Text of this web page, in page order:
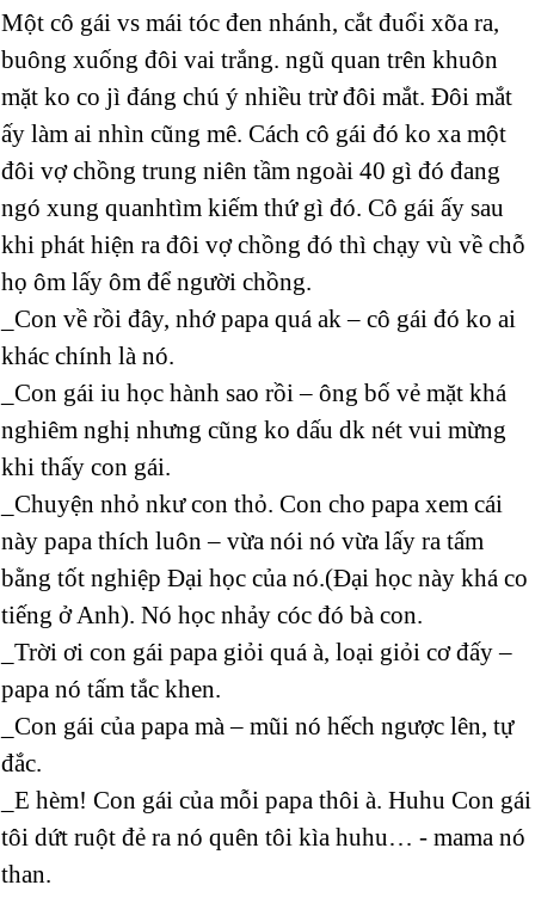
Một cô gái vs mái tóc đen nhánh, cắt đuổi xõa ra,
buông xuống đôi vai trắng. ngũ quan trên khuôn
mặt ko co jì đáng chú ý nhiều trừ đôi mắt. Đôi mắt
ấy làm ai nhìn cũng mê. Cách cô gái đó ko xa một
đôi vợ chồng trung niên tầm ngoài 40 gì đó đang
ngó xung quanhtìm kiếm thứ gì đó. Cô gái ấy sau
khi phát hiện ra đôi vợ chồng đó thì chạy vù về chỗ
họ ôm lấy ôm để người chồng.
_Con về rồi đây, nhớ papa quá ak – cô gái đó ko ai
khác chính là nó.
_Con gái iu học hành sao rồi – ông bố vẻ mặt khá
nghiêm nghị nhưng cũng ko dấu dk nét vui mừng
khi thấy con gái.
_Chuyện nhỏ nkư con thỏ. Con cho papa xem cái
này papa thích luôn – vừa nói nó vừa lấy ra tấm
bằng tốt nghiệp Đại học của nó.(Đại học này khá co
tiếng ở Anh). Nó học nhảy cóc đó bà con.
_Trời ơi con gái papa giỏi quá à, loại giỏi cơ đấy –
papa nó tấm tắc khen.
_Con gái của papa mà – mũi nó hếch ngược lên, tự
đắc.
_E hèm! Con gái của mỗi papa thôi à. Huhu Con gái
tôi dứt ruột đẻ ra nó quên tôi kìa huhu… - mama nó
than.